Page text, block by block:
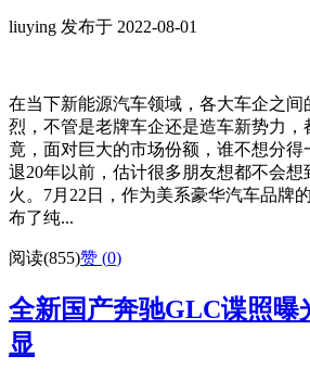
liuying 发布于 2022-08-01
在当下新能源汽车领域，各大车企之间
烈，不管是老牌车企还是造车新势力，
竟，面对巨大的市场份额，谁不想分得
退20年以前，估计很多朋友想都不会想
火。7月22日，作为美系豪华汽车品牌
布了纯...
阅读(855)赞 (0)
全新国产奔驰GLC谍照曝
显